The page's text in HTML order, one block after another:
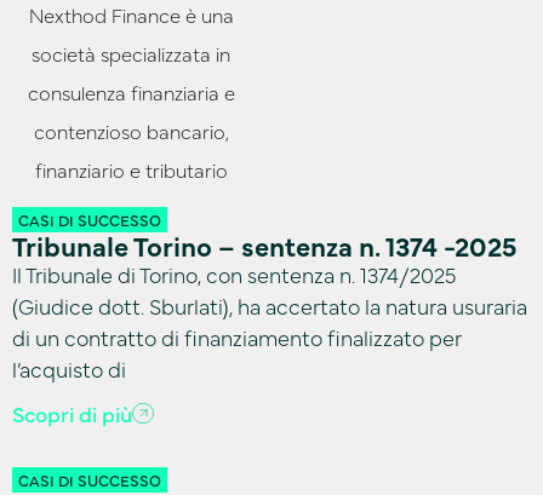
Nexthod Finance è una
società specializzata in
consulenza finanziaria e
contenzioso bancario,
finanziario e tributario
CASI DI SUCCESSO
Tribunale Torino – sentenza n. 1374 -2025
Il Tribunale di Torino, con sentenza n. 1374/2025
(Giudice dott. Sburlati), ha accertato la natura usuraria
di un contratto di finanziamento finalizzato per
l’acquisto di
Scopri di più
CASI DI SUCCESSO